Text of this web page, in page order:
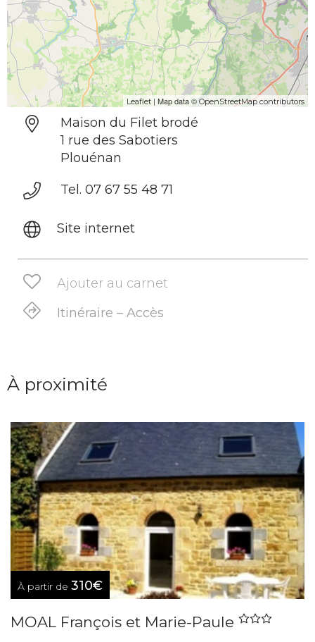
Leaflet | Map data ©OpenStreetMap contributors
Maison du Filet brodé
1 rue des Sabotiers
Plouénan
Tel. 07 67 55 48 71
Site internet
Ajouter au carnet
Itinéraire – Accès
À proximité
À partir de 310€
MOAL François et Marie-Paule